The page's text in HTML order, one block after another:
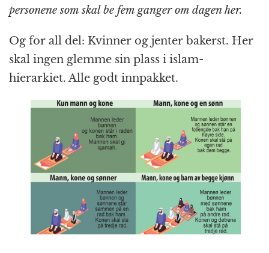
personene som skal be fem ganger om dagen her.
Og for all del: Kvinner og jenter bakerst. Her
skal ingen glemme sin plass i islam-
hierarkiet. Alle godt innpakket.